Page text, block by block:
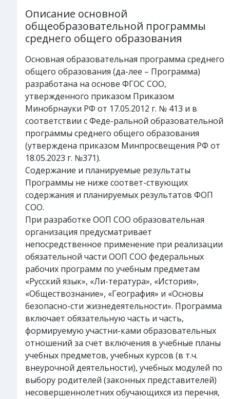
Описание основной
общеобразовательной программы
среднего общего образования
Основная образовательная программа среднего
общего образования (да-лее – Программа)
разработана на основе ФГОС СОО,
утвержденного приказом Приказом
Минобрнауки РФ от 17.05.2012 г. № 413 и в
соответствии с Феде-ральной образовательной
программы среднего общего образования
(утверждена приказом Минпросвещения РФ от
18.05.2023 г. №371).
Содержание и планируемые результаты
Программы не ниже соответ-ствующих
содержания и планируемых результатов ФОП
СОО.
При разработке ООП СОО образовательная
организация предусматривает
непосредственное применение при реализации
обязательной части ООП СОО федеральных
рабочих программ по учебным предметам
«Русский язык», «Ли-тература», «История»,
«Обществознание», «География» и «Основы
безопасно-сти жизнедеятельности». Программа
включает обязательную часть и часть,
формируемую участни-ками образовательных
отношений за счет включения в учебные планы
учебных предметов, учебных курсов (в т.ч.
внеурочной деятельности), учебных модулей по
выбору родителей (законных представителей)
несовершеннолетних обучающихся из перечня,